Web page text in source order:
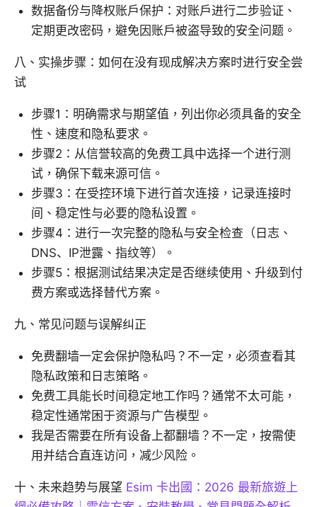
数据备份与降权账户保护：对账户进行二步验证、
定期更改密码，避免因账户被盗导致的安全问题。
八、实操步骤：如何在没有现成解决方案时进行安全尝
试
步骤1：明确需求与期望值，列出你必须具备的安全
性、速度和隐私要求。
步骤2：从信誉较高的免费工具中选择一个进行测
试，确保下载来源可信。
步骤3：在受控环境下进行首次连接，记录连接时
间、稳定性与必要的隐私设置。
步骤4：进行一次完整的隐私与安全检查（日志、
DNS、IP泄露、指纹等）。
步骤5：根据测试结果决定是否继续使用、升级到付
费方案或选择替代方案。
九、常见问题与误解纠正
免费翻墙一定会保护隐私吗？不一定，必须查看其
隐私政策和日志策略。
免费工具能长时间稳定地工作吗？通常不太可能，
稳定性通常困于资源与广告模型。
我是否需要在所有设备上都翻墙？不一定，按需使
用并结合直连访问，减少风险。
十、未来趋势与展望 Esim 卡出國：2026 最新旅遊上